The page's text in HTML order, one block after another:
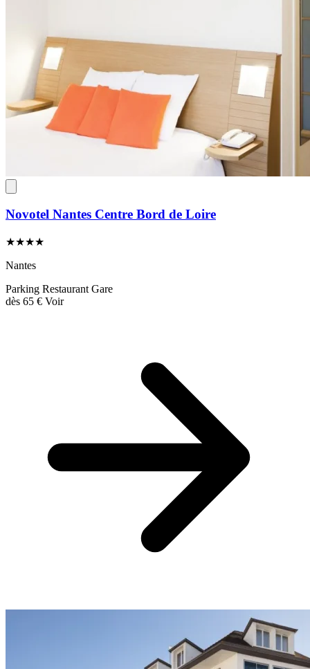
Novotel Nantes Centre Bord de Loire
★★★★
Nantes
Parking Restaurant Gare
dès 65 € Voir